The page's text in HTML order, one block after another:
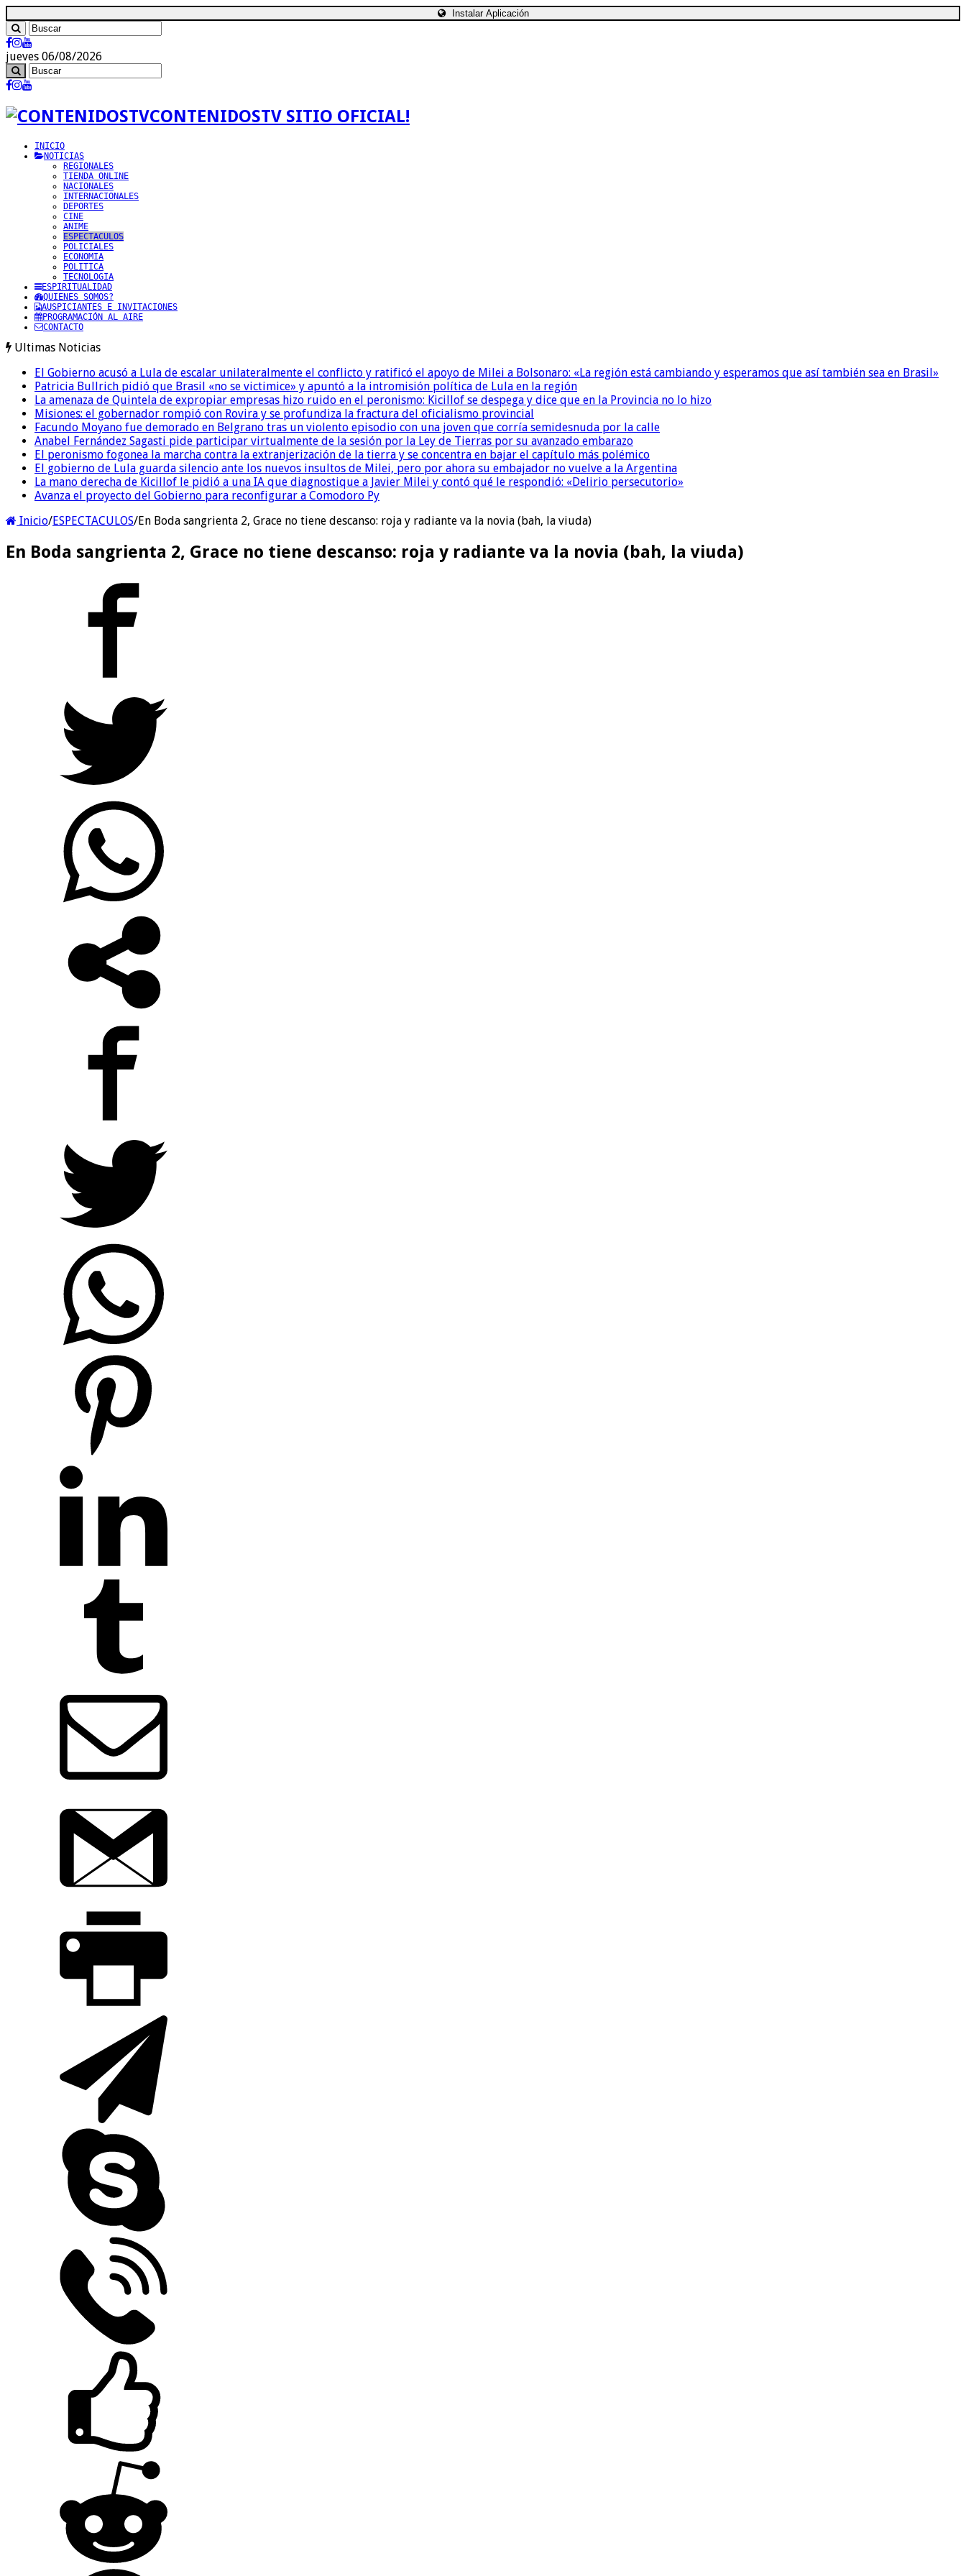
Instalar Aplicación
jueves 06/08/2026
CONTENIDOSTV SITIO OFICIAL!
INICIO
NOTICIAS
REGIONALES
TIENDA ONLINE
NACIONALES
INTERNACIONALES
DEPORTES
CINE
ANIME
ESPECTACULOS
POLICIALES
ECONOMIA
POLITICA
TECNOLOGIA
ESPIRITUALIDAD
QUIENES SOMOS?
AUSPICIANTES E INVITACIONES
PROGRAMACIÓN AL AIRE
CONTACTO
Ultimas Noticias
El Gobierno acusó a Lula de escalar unilateralmente el conflicto y ratificó el apoyo de Milei a Bolsonaro: «La región está cambiando y esperamos que así también sea en Brasil»
Patricia Bullrich pidió que Brasil «no se victimice» y apuntó a la intromisión política de Lula en la región
La amenaza de Quintela de expropiar empresas hizo ruido en el peronismo: Kicillof se despega y dice que en la Provincia no lo hizo
Misiones: el gobernador rompió con Rovira y se profundiza la fractura del oficialismo provincial
Facundo Moyano fue demorado en Belgrano tras un violento episodio con una joven que corría semidesnuda por la calle
Anabel Fernández Sagasti pide participar virtualmente de la sesión por la Ley de Tierras por su avanzado embarazo
El peronismo fogonea la marcha contra la extranjerización de la tierra y se concentra en bajar el capítulo más polémico
El gobierno de Lula guarda silencio ante los nuevos insultos de Milei, pero por ahora su embajador no vuelve a la Argentina
La mano derecha de Kicillof le pidió a una IA que diagnostique a Javier Milei y contó qué le respondió: «Delirio persecutorio»
Avanza el proyecto del Gobierno para reconfigurar a Comodoro Py
Inicio/ESPECTACULOS/En Boda sangrienta 2, Grace no tiene descanso: roja y radiante va la novia (bah, la viuda)
En Boda sangrienta 2, Grace no tiene descanso: roja y radiante va la novia (bah, la viuda)